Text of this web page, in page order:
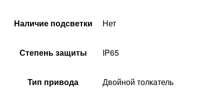
Наличие подсветки Нет
Степень защиты IP65
Тип привода Двойной толкатель